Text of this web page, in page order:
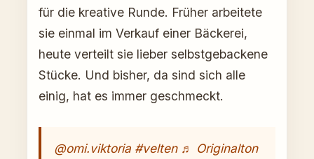
für die kreative Runde. Früher arbeitete
sie einmal im Verkauf einer Bäckerei,
heute verteilt sie lieber selbstgebackene
Stücke. Und bisher, da sind sich alle
einig, hat es immer geschmeckt.
@omi.viktoria #velten ♬ Originalton